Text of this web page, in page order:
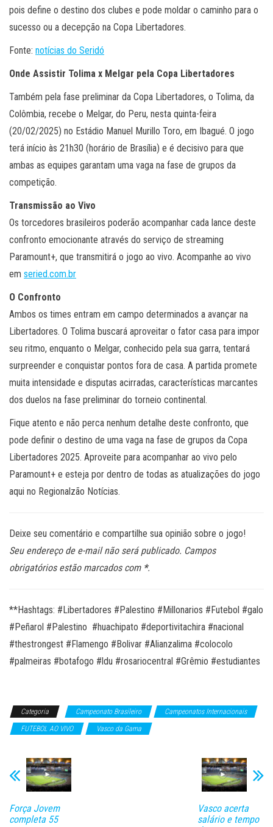
pois define o destino dos clubes e pode moldar o caminho para o
sucesso ou a decepção na Copa Libertadores.
Fonte: notícias do Seridó
Onde Assistir Tolima x Melgar pela Copa Libertadores
Também pela fase preliminar da Copa Libertadores, o Tolima, da
Colômbia, recebe o Melgar, do Peru, nesta quinta-feira
(20/02/2025) no Estádio Manuel Murillo Toro, em Ibagué. O jogo
terá início às 21h30 (horário de Brasília) e é decisivo para que
ambas as equipes garantam uma vaga na fase de grupos da
competição.
Transmissão ao Vivo
Os torcedores brasileiros poderão acompanhar cada lance deste
confronto emocionante através do serviço de streaming
Paramount+, que transmitirá o jogo ao vivo. Acompanhe ao vivo
em seried.com.br
O Confronto
Ambos os times entram em campo determinados a avançar na
Libertadores. O Tolima buscará aproveitar o fator casa para impor
seu ritmo, enquanto o Melgar, conhecido pela sua garra, tentará
surpreender e conquistar pontos fora de casa. A partida promete
muita intensidade e disputas acirradas, características marcantes
dos duelos na fase preliminar do torneio continental.
Fique atento e não perca nenhum detalhe deste confronto, que
pode definir o destino de uma vaga na fase de grupos da Copa
Libertadores 2025. Aproveite para acompanhar ao vivo pelo
Paramount+ e esteja por dentro de todas as atualizações do jogo
aqui no Regionalzão Notícias.
Deixe seu comentário e compartilhe sua opinião sobre o jogo!
Seu endereço de e-mail não será publicado. Campos
obrigatórios estão marcados com *.
**Hashtags: #Libertadores #Palestino #Millonarios #Futebol #galo
#Peñarol #Palestino #huachipato #deportivitachira #nacional
#thestrongest #Flamengo #Bolivar #Alianzalima #colocolo
#palmeiras #botafogo #ldu #rosariocentral #Grêmio #estudiantes
Categoria Campeonato Brasileiro
Campeonatos Internacionais
FUTEBOL AO VIVO
Vasco da Gama
Força Jovem
completa 55
Vasco acerta
salário e tempo